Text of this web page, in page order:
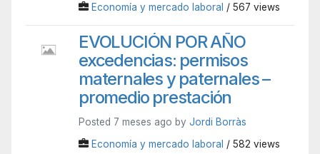
Economía y mercado laboral / 567 views
EVOLUCIÓN POR AÑO
excedencias: permisos
maternales y paternales –
promedio prestación
Posted 7 meses ago by Jordi Borràs
Economía y mercado laboral / 582 views